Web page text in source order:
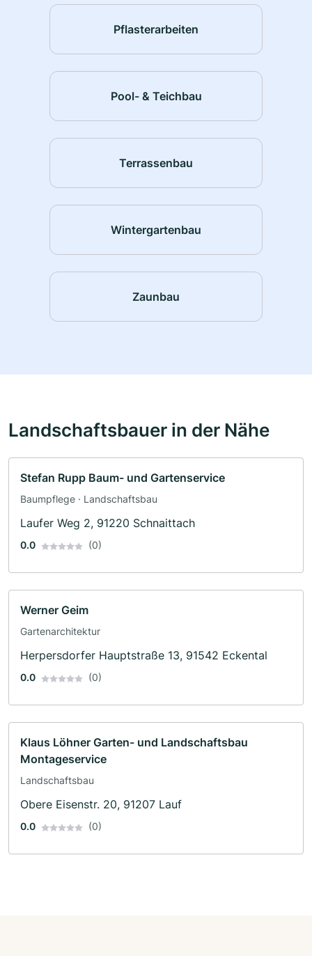
Pflasterarbeiten
Pool- & Teichbau
Terrassenbau
Wintergartenbau
Zaunbau
Landschaftsbauer in der Nähe
Stefan Rupp Baum- und Gartenservice
Baumpflege · Landschaftsbau
Laufer Weg 2, 91220 Schnaittach
0.0 (0)
Werner Geim
Gartenarchitektur
Herpersdorfer Hauptstraße 13, 91542 Eckental
0.0 (0)
Klaus Löhner Garten- und Landschaftsbau
Montageservice
Landschaftsbau
Obere Eisenstr. 20, 91207 Lauf
0.0 (0)